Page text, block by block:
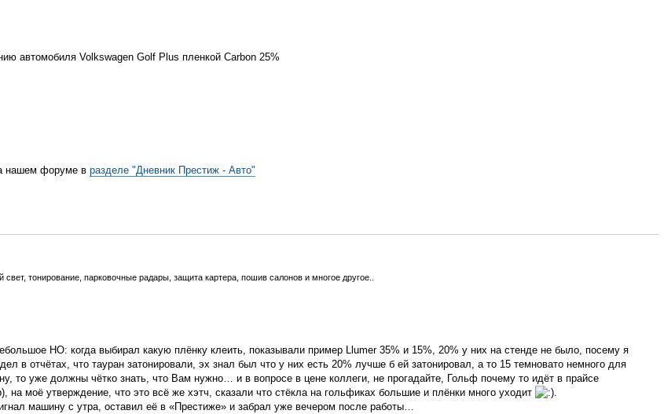
автомобиля Volkswagen Golf Plus пленкой Carbon 25%
нашем форуме в разделе "Дневник Престиж - Авто"
тонирование, парковочные радары, защита картера, пошив салонов и многое другое..
НО: когда выбирал какую плёнку клеить, показывали пример Llumer 35% и 15%, 20% у них на стенде не было, посему я
в отчётах, что тауран затонировали, эх знал был что у них есть 20% лучше б ей затонировал, а то 15 темновато немного для
то уже должны чётко знать, что Вам нужно… и в вопросе в цене коллеги, не прогадайте, Гольф почему то идёт в прайсе
на моё утверждение, что это всё же хэтч, сказали что стёкла на гольфиках большие и плёнки много уходит
.
машину с утра, оставил её в «Престиже» и забрал уже вечером после работы…